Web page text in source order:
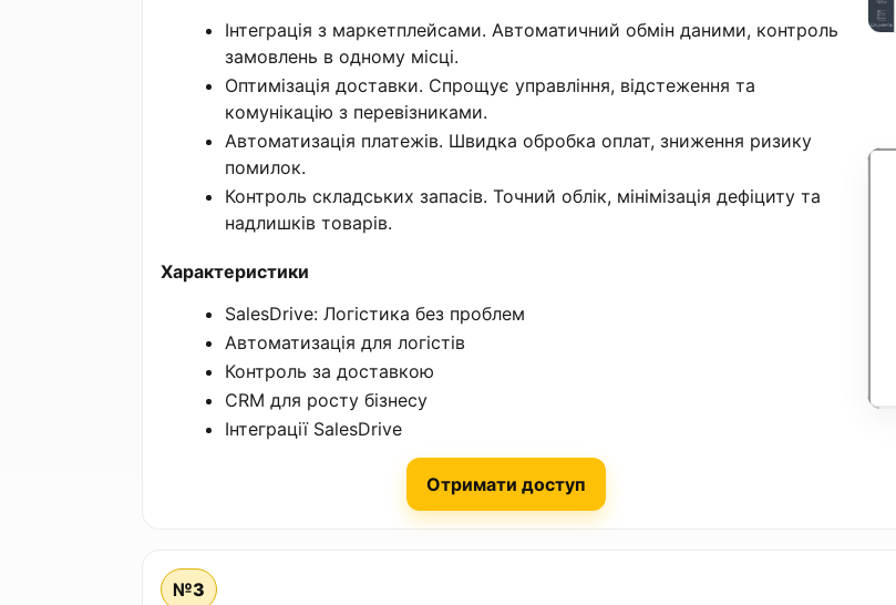
Інтеграція з маркетплейсами. Автоматичний обмін даними, контроль
замовлень в одному місці.
Оптимізація доставки. Спрощує управління, відстеження та
комунікацію з перевізниками.
Автоматизація платежів. Швидка обробка оплат, зниження ризику
помилок.
Контроль складських запасів. Точний облік, мінімізація дефіциту та
надлишків товарів.
Характеристики
SalesDrive: Логістика без проблем
Автоматизація для логістів
Контроль за доставкою
CRM для росту бізнесу
Інтеграції SalesDrive
Отримати доступ
№3